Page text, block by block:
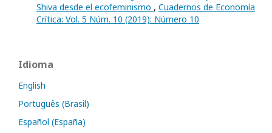
Shiva desde el ecofeminismo , Cuadernos de Economía
Crítica: Vol. 5 Núm. 10 (2019): Número 10
Idioma
English
Português (Brasil)
Español (España)